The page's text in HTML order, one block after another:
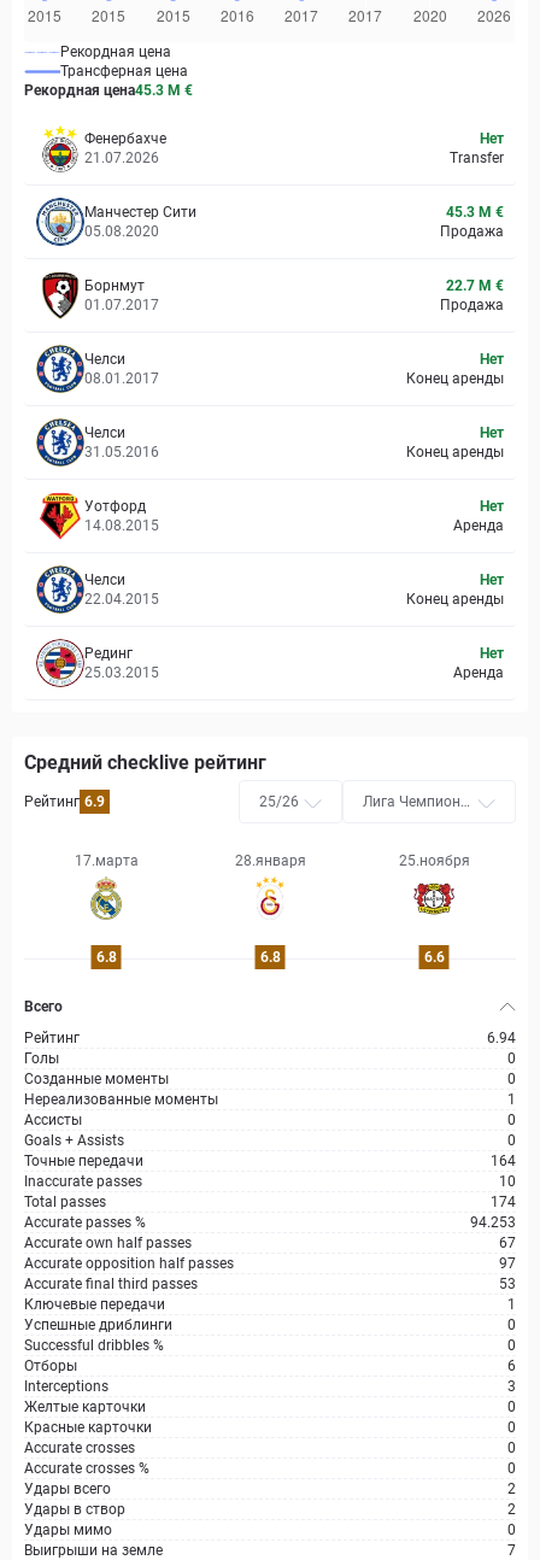
Рекордная цена
Трансферная цена
Рекордная цена45.3 M €
Фенербахче
21.07.2026
Нет
Transfer
Манчестер Сити
05.08.2020
45.3 M €
Продажа
Борнмут
01.07.2017
22.7 M €
Продажа
Челси
08.01.2017
Нет
Конец аренды
Челси
31.05.2016
Нет
Конец аренды
Уотфорд
14.08.2015
Нет
Аренда
Челси
22.04.2015
Нет
Конец аренды
Рединг
25.03.2015
Нет
Аренда
Средний checklive рейтинг
Рейтинг 6.9 25/26
Лига Чемпионо
17.марта 28.января 25.ноября
6.8 6.8 6.6
Всего
Рейтинг
6.94
Голы
0
Созданные моменты
0
Нереализованные моменты
1
Ассисты
0
Goals + Assists
0
Точные передачи
164
Inaccurate passes
10
Total passes
174
Accurate passes %
94.253
Accurate own half passes
67
Accurate opposition half passes
97
Accurate final third passes
53
Ключевые передачи
1
Успешные дриблинги
0
Successful dribbles %
0
Отборы
6
Interceptions
3
Желтые карточки
0
Красные карточки
0
Accurate crosses
0
Accurate crosses %
0
Удары всего
2
Удары в створ
2
Удары мимо
0
Выигрыши на земле
7